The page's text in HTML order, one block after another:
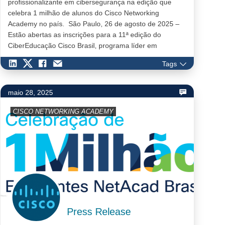
profissionalizante em cibersegurança na edição que
celebra 1 milhão de alunos do Cisco Networking
Academy no país. São Paulo, 26 de agosto de 2025 –
Estão abertas as inscrições para a 11ª edição do
CiberEducação Cisco Brasil, programa líder em
capacitação profissionalizante de cibersegu…
Tags
maio 28, 2025
CISCO NETWORKING ACADEMY
Press Release